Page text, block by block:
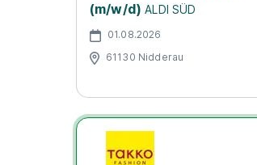
(m/w/d) ALDI SÜD
01.08.2026
61130 Nidderau